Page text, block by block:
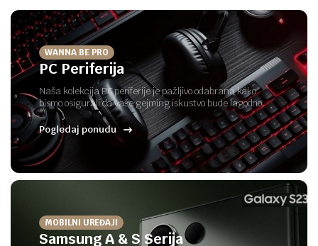
WANNA BE PRO
PC Periferija
Naša kolekcija PC periferije je pažljivo odabrana kako
bismo osigurali da vaše gejming iskustvo bude lagodno.
Pogledaj ponudu
MOBILNI UREĐAJI
Samsung A & S Serija